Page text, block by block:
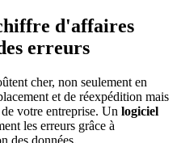
d'affaires
erreurs
cher, non seulement en
et de réexpédition mais
votre entreprise. Un logiciel
les erreurs grâce à
des données.